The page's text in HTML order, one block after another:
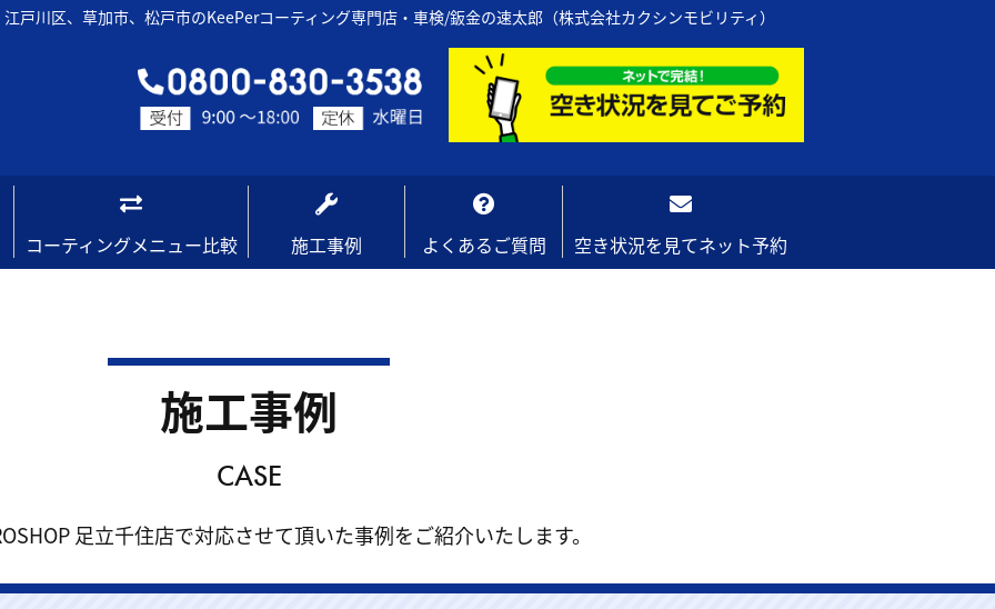
戸川区、草加市、松戸市のKeePerコーティング専門店・車検/鈑金の速太郎（株式会社カクシンモビリティ）
コーティングメニュー比較 施工事例 よくあるご質問 空き状況を見てネット予約
施工事例
CASE
足立千住店で対応させて頂いた事例をご紹介いたします。